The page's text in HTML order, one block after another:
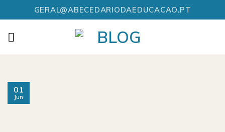
to
content
GERAL@ABECEDARIODAEDUCACAO.PT
01
Jun